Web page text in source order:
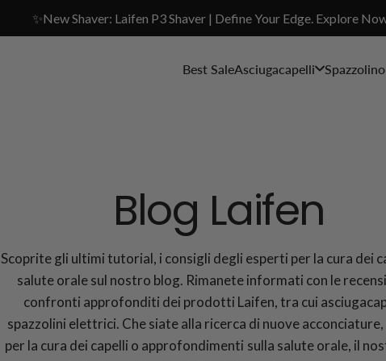
✨New Shaver: Laifen P3 Shaver | Define Your Edge. Explore
Best SaleAsciugacapelli
Blog Laifen
Scoprite gli ultimi tutorial, i consigli degli esperti per la cura dei
salute orale sul nostro blog. Rimanete informati con le
confronti approfonditi dei prodotti Laifen, tra cui
spazzolini elettrici. Che siate alla ricerca di nuove
per la cura dei capelli o approfondimenti sulla salute orale, il